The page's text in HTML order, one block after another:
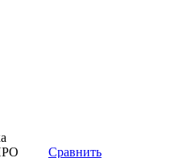
Сравнить